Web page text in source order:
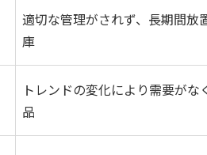
適切な管理がされず、長期間放
庫
トレンドの変化により需要がな
品